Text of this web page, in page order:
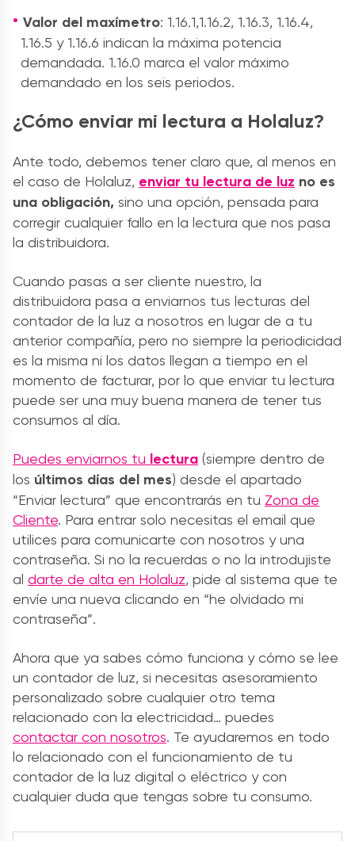
Valor del maxímetro: 1.16.1,1.16.2, 1.16.3, 1.16.4,
1.16.5 y 1.16.6 indican la máxima potencia
demandada. 1.16.0 marca el valor máximo
demandado en los seis periodos.
¿Cómo enviar mi lectura a Holaluz?
Ante todo, debemos tener claro que, al menos en
el caso de Holaluz, enviar tu lectura de luz no es
una obligación, sino una opción, pensada para
corregir cualquier fallo en la lectura que nos pasa
la distribuidora.
Cuando pasas a ser cliente nuestro, la
distribuidora pasa a enviarnos tus lecturas del
contador de la luz a nosotros en lugar de a tu
anterior compañía, pero no siempre la periodicidad
es la misma ni los datos llegan a tiempo en el
momento de facturar, por lo que enviar tu lectura
puede ser una muy buena manera de tener tus
consumos al día.
Puedes enviarnos tu lectura (siempre dentro de
los últimos días del mes) desde el apartado
“Enviar lectura” que encontrarás en tu Zona de
Cliente. Para entrar solo necesitas el email que
utilices para comunicarte con nosotros y una
contraseña. Si no la recuerdas o no la introdujiste
al darte de alta en Holaluz, pide al sistema que te
envíe una nueva clicando en “he olvidado mi
contraseña”.
Ahora que ya sabes cómo funciona y cómo se lee
un contador de luz, si necesitas asesoramiento
personalizado sobre cualquier otro tema
relacionado con la electricidad… puedes
contactar con nosotros. Te ayudaremos en todo
lo relacionado con el funcionamiento de tu
contador de la luz digital o eléctrico y con
cualquier duda que tengas sobre tu consumo.